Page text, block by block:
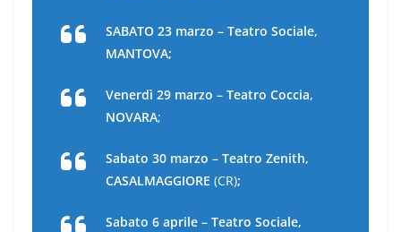
SABATO 23 marzo – Teatro Sociale,
MANTOVA;
Venerdì 29 marzo – Teatro Coccia,
NOVARA;
Sabato 30 marzo – Teatro Zenith,
CASALMAGGIORE (CR);
Sabato 6 aprile – Teatro Sociale,